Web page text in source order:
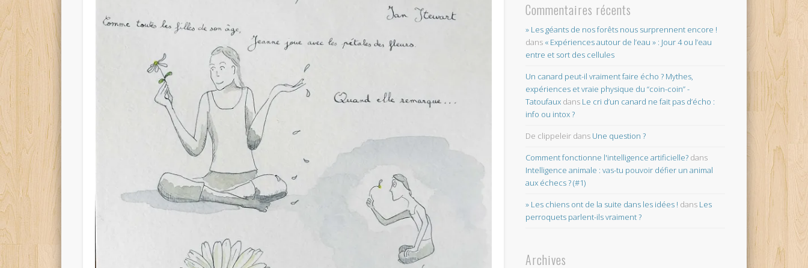
Commentaires récents
» Les géants de nos forêts nous surprennent encore !
dans « Expériences autour de l’eau » : Jour 4 ou l’eau
entre et sort des cellules
Un canard peut-il vraiment faire écho ? Mythes,
expériences et vraie physique du “coin-coin” -
Tatoufaux dans Le cri d’un canard ne fait pas d’écho :
info ou intox ?
De clippeleir dans Une question ?
Comment fonctionne l'intelligence artificielle? dans
Intelligence animale : vas-tu pouvoir défier un animal
aux échecs ? (#1)
» Les chiens ont de la suite dans les idées ! dans Les
perroquets parlent-ils vraiment ?
Archives